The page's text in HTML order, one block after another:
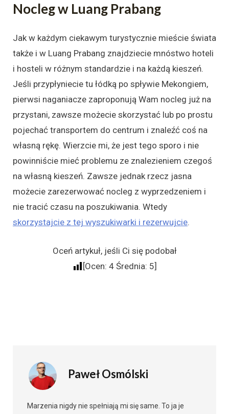
Nocleg w Luang Prabang
Jak w każdym ciekawym turystycznie mieście świata
także i w Luang Prabang znajdziecie mnóstwo hoteli
i hosteli w różnym standardzie i na każdą kieszeń.
Jeśli przypłyniecie tu łódką po spływie Mekongiem,
pierwsi naganiacze zaproponują Wam nocleg już na
przystani, zawsze możecie skorzystać lub po prostu
pojechać transportem do centrum i znaleźć coś na
własną rękę. Wierzcie mi, że jest tego sporo i nie
powinniście mieć problemu ze znalezieniem czegoś
na własną kieszeń. Zawsze jednak rzecz jasna
możecie zarezerwować nocleg z wyprzedzeniem i
nie tracić czasu na poszukiwania. Wtedy
skorzystajcie z tej wyszukiwarki i rezerwujcie.
Oceń artykuł, jeśli Ci się podobał
[Ocen: 4Średnia: 5]
Paweł Osmólski
Marzenia nigdy nie spełniają mi się same. To ja je